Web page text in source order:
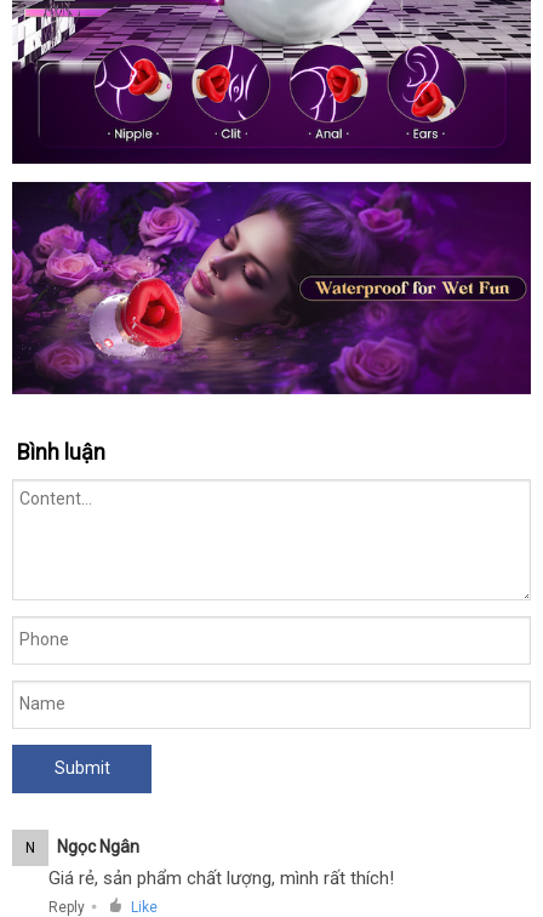
Bình luận
N Ngọc Ngân
Giá rẻ, sản phẩm chất lượng, mình rất thích!
Reply ● Like